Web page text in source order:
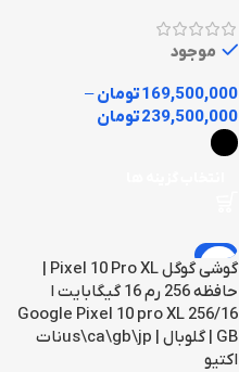
موجود
169,500,000تومان–
239,500,000تومان
-5%
گوشی گوگل Pixel 10 Pro XL |
حافظه 256 رم 16 گیگابایت ا
Google Pixel 10 pro XL 256/16
GB | گلوبال | us\ca\gb\jpنات
اکتیو